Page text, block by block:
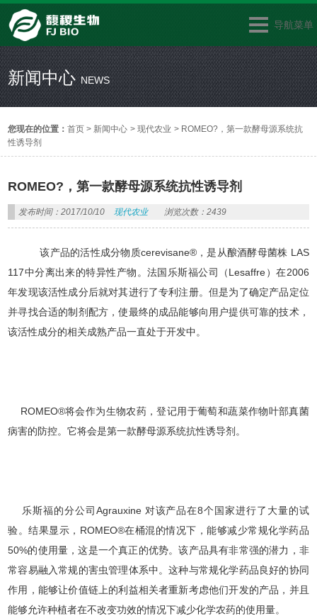
导航菜单
新闻中心NEWS
您现在的位置：首页 > 新闻中心 >现代农业 > ROMEO?，第一款酵母源系统抗
性诱导剂
ROMEO?，第一款酵母源系统抗性诱导剂
发布时间：2017/10/10 现代农业 浏览次数：2439
该产品的活性成分物质cerevisane®，是从酿酒酵母菌株 LAS
117中分离出来的特异性产物。法国乐斯福公司（Lesaffre）在2006
年发现该活性成分后就对其进行了专利注册。但是为了确定产品定位
并寻找合适的制剂配方，使最终的成品能够向用户提供可靠的技术，
该活性成分的相关成熟产品一直处于开发中。
ROMEO®将会作为生物农药，登记用于葡萄和蔬菜作物叶部真菌
病害的防控。它将会是第一款酵母源系统抗性诱导剂。
乐斯福的分公司Agrauxine 对该产品在8个国家进行了大量的试
验。结果显示，ROMEO®在桶混的情况下，能够减少常规化学药品
50%的使用量，这是一个真正的优势。该产品具有非常强的潜力，非
常容易融入常规的害虫管理体系中。这种与常规化学药品良好的协同
作用，能够让价值链上的利益相关者重新考虑他们开发的产品，并且
能够允许种植者在不改变功效的情况下减少化学农药的使用量。